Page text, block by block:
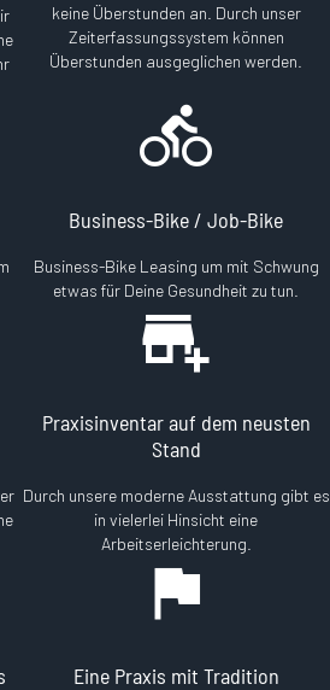
keine Überstunden an. Durch unser
Zeiterfassungssystem können
Überstunden ausgeglichen werden.
Business-Bike / Job-Bike
Business-Bike Leasing um mit Schwung
etwas für Deine Gesundheit zu tun.
Praxisinventar auf dem neusten
Stand
Durch unsere moderne Ausstattung gibt es
in vielerlei Hinsicht eine
Arbeitserleichterung.
Eine Praxis mit Tradition